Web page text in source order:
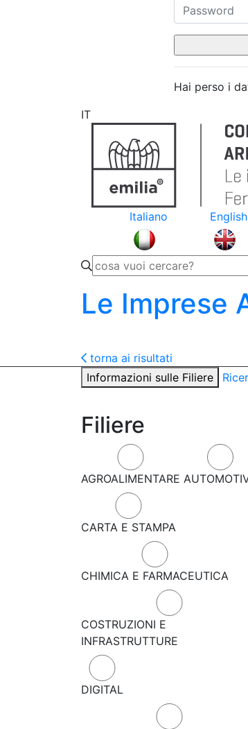
Hai perso i
IT
Italiano
English
Le Imprese
torna ai risultati
Informazioni sulle Filiere
Filiere
AGROALIMENTARE
CARTA E STAMPA
CHIMICA E FARMACEUTICA
COSTRUZIONI E
INFRASTRUTTURE
DIGITAL